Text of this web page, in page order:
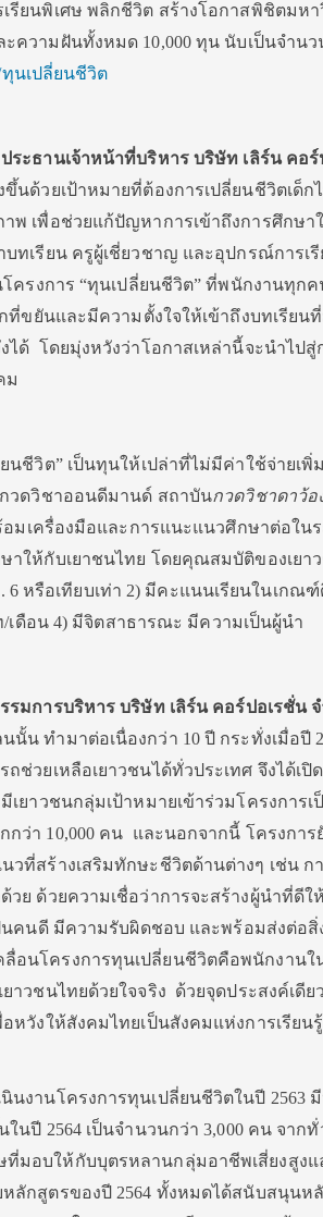
รียนพิเศษ พลิกชีวิต สร้างโอกาสพิชิตมห
ความฝันทั้งหมด 10,000 ทุน นับเป็นจำ
ทุนเปลี่ยนชีวิต
ะธานเจ้าหน้าที่บริหาร บริษัท เลิร์น คอ
นด้วยเป้าหมายที่ต้องการเปลี่ยนชีวิตเด็
พ เพื่อช่วยแก้ปัญหาการเข้าถึงการศึกษ
บทเรียน ครูผู้เชี่ยวชาญ และอุปกรณ์การ
โครงการ “ทุนเปลี่ยนชีวิต” ที่พนักงานทุก
กที่ขยันและมีความตั้งใจให้เข้าถึงบทเรี
ได้ โดยมุ่งหวังว่าโอกาสเหล่านี้จะนำไปสู่
ม
นชีวิต” เป็นทุนให้เปล่าที่ไม่มีค่าใช้จ่ายเ
กวดวิชาออนดีมานด์ สถาบันกวดวิชาดาว้อ
เครื่องมือและการแนะแนวศึกษาต่อใน
าให้กับเยาชนไทย โดยคุณสมบัติของเย
6 หรือเทียบเท่า 2) มีคะแนนเรียนในเกณ
/เดือน 4) มีจิตสาธารณะ มีความเป็นผู้นำ
มการบริหาร บริษัท เลิร์น คอร์ปอเรชั่น
นั้น ทำมาต่อเนื่องกว่า 10 ปี กระทั่งเมื่อปี
ถช่วยเหลือเยาวชนได้ทั่วประเทศ จึงได้เ
เยาวชนกลุ่มเป้าหมายเข้าร่วมโครงการ
ว่า 10,000 คน และนอกจากนี้ โครงการ
วที่สร้างเสริมทักษะชีวิตด้านต่างๆ เช่น
วย ด้วยความเชื่อว่าการจะสร้างผู้นำที่ดี
ป็นคนดี มีความรับผิดชอบ และพร้อมส่งต่อ
อนโครงการทุนเปลี่ยนชีวิตคือพนักงานใ
ยาวชนไทยด้วยใจจริง ด้วยจุดประสงค์เดี
หวังให้สังคมไทยเป็นสังคมแห่งการเรีย
นินงานโครงการทุนเปลี่ยนชีวิตในปี 2563
ในปี 2564 เป็นจำนวนกว่า 3,000 คน จา
มอบให้กับบุตรหลานกลุ่มอาชีพเสี่ยงสูงแ
ลักสูตรของปี 2564 ทั้งหมดได้สนับสนุนห